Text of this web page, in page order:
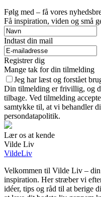
Følg med – få vores
Få inspiration, viden og små
Indtast din mail
Registrer dig
Mange tak for din tilmelding
Jeg har læst og forstået
Din tilmelding er frivillig, og
tilbage. Ved tilmelding
samtykke til, at vi behandler
persondatapolitik.
Lær os at kende
Vilde Liv
VildeLiv
Velkommen til Vilde Liv –
inspiration. Her stræber vi
idéer, tips og råd til at berige